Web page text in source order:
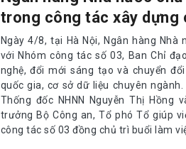
trong công tác xây dựng
Ngày 4/8, tại Hà Nội, Ngân hàng Nhà
với Nhóm công tác số 03, Ban Chỉ
nghệ, đổi mới sáng tạo và chuyển
quốc gia, cơ sở dữ liệu chuyên
Thống đốc NHNN Nguyễn Thị Hồng
trưởng Bộ Công an, Tổ phó Tổ giúp
công tác số 03 đồng chủ trì buổi làm